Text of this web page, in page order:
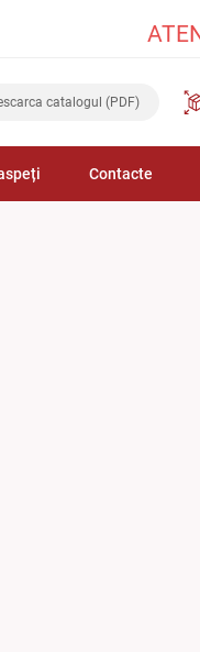
catalogul (PDF)
Contacte